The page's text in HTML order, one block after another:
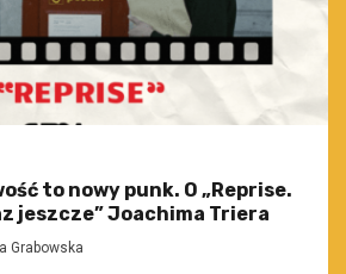
to nowy punk. O „Reprise.
jeszcze” Joachima Triera
Grabowska